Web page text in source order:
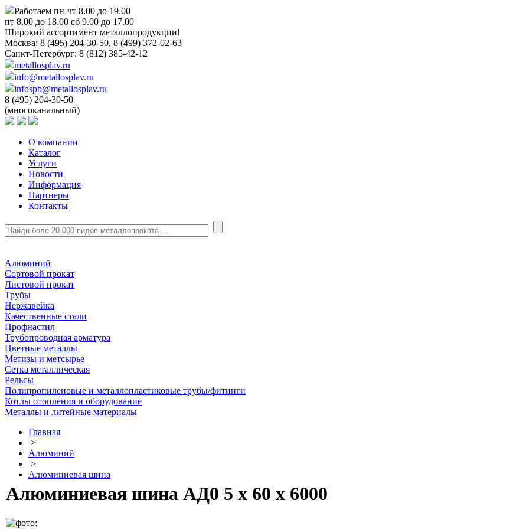
Работаем пн-чт 8.00 до 19.00
пт 8.00 до 18.00 сб 9.00 до 17.00
Широкий ассортимент металлопродукции!
Москва: 8 (495) 204-30-50, 8 (499) 372-02-63
Санкт-Петербург: 8 (812) 385-42-12
metallosplav.ru
info@metallosplav.ru
infospb@metallosplav.ru
8 (495) 204-30-50
(многоканальный)
О компании
Каталог
Услуги
Новости
Информация
Партнеры
Контакты
Алюминий
Сортовой прокат
Листовой прокат
Трубы
Нержавейка
Качественные стали
Профнастил
Трубопроводная арматура
Цветные металлы
Метизы и метсырье
Сетка металлическая
Рельсы
Полипропиленовые и металлопластиковые трубы/фитинги
Котлы отопления и оборудование
Металлы и литейные материалы
Главная
>
Алюминий
>
Алюминиевая шина
Алюминиевая шина АД0 5 х 60 х 6000